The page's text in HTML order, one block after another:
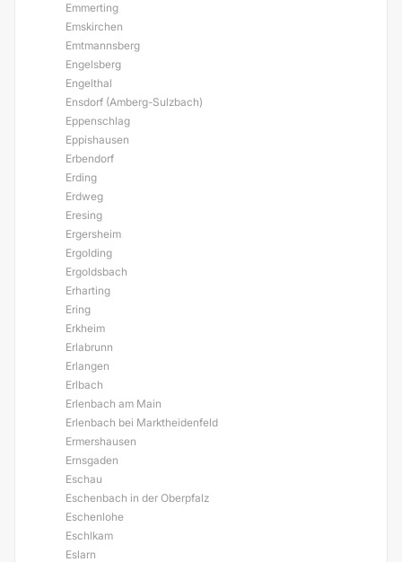
Emmerting
Emskirchen
Emtmannsberg
Engelsberg
Engelthal
Ensdorf (Amberg-Sulzbach)
Eppenschlag
Eppishausen
Erbendorf
Erding
Erdweg
Eresing
Ergersheim
Ergolding
Ergoldsbach
Erharting
Ering
Erkheim
Erlabrunn
Erlangen
Erlbach
Erlenbach am Main
Erlenbach bei Marktheidenfeld
Ermershausen
Ernsgaden
Eschau
Eschenbach in der Oberpfalz
Eschenlohe
Eschlkam
Eslarn